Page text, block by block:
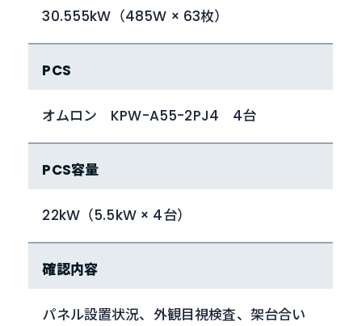
30.555kW（485W × 63枚）
PCS
オムロン KPW-A55-2PJ4 4台
PCS容量
22kW（5.5kW × 4台）
確認内容
パネル設置状況、外観目視検査、架台合い